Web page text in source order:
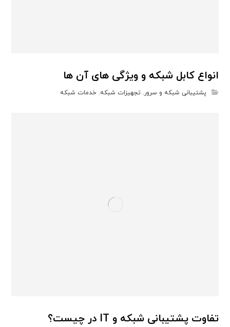
انواع کابل شبکه و ویژگی های آن ها
پشتیبانی شبکه و سرور,تجهیزات شبکه,خدمات شبکه
تفاوت پشتیبانی شبکه و IT در چیست؟